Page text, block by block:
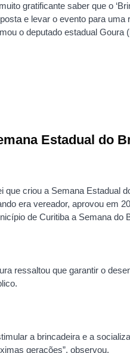
gratificante saber que o
e levar o evento para uma
o deputado estadual Goura
Estadual do
que criou a Semana Estadual
era vereador, aprovou em
de Curitiba a Semana do
ressaltou que garantir o
a brincadeira e a
gerações”, observou.